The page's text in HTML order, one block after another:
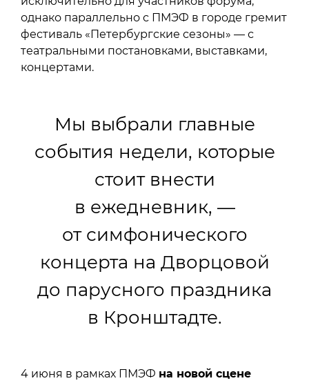
однако параллельно с ПМЭФ в городе гремит
фестиваль «Петербургские сезоны» — с
театральными постановками, выставками,
концертами.
Мы выбрали главные
события недели, которые
стоит внести
в ежедневник, —
от симфонического
концерта на Дворцовой
до парусного праздника
в Кронштадте.
4 июня в рамках ПМЭФ на новой сцене